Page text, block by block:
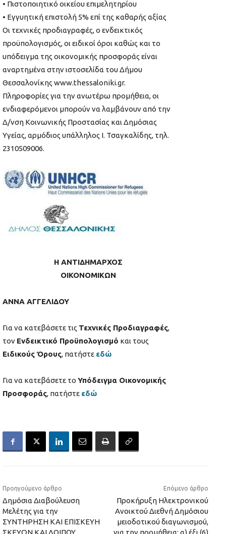
• Πιστοποιητικό οικείου επιμελητηρίου
• Εγγυητική επιστολή 5% επί της καθαρής αξίας
Οι τεχνικές προδιαγραφές, ο ενδεικτικός
προϋπολογισμός, οι ειδικοί όροι καθώς και το
υπόδειγμα της οικονομικής προσφοράς είναι
αναρτημένα στην ιστοσελίδα του Δήμου
Θεσσαλονίκης www.thessaloniki.gr.
Πληροφορίες για την ανωτέρω προμήθεια, οι
ενδιαφερόμενοι μπορούν να λαμβάνουν από την
Δ/νση Κοινωνικής Προστασίας και Δημόσιας
Υγείας, αρμόδιος υπάλληλος Ι. Τσαγκαλίδης, τηλ.
2310509006.
Η ΑΝΤΙΔΗΜΑΡΧΟΣ
ΟΙΚΟΝΟΜΙΚΩΝ
ΑΝΝΑ ΑΓΓΕΛΙΔΟΥ
Για να κατεβάσετε τις Τεχνικές Προδιαγραφές,
τον Ενδεικτικό Προϋπολογισμό και τους
Ειδικούς Όρους, πατήστε εδώ
Για να κατεβάσετε το Υπόδειγμα Οικονομικής
Προσφοράς, πατήστε εδώ
Προηγούμενο άρθρο
Δημόσια Διαβούλευση
Μελέτης για την
ΣΥΝΤΗΡΗΣΗ ΚΑΙ ΕΠΙΣΚΕΥΗ
ΣΚΕΥΩΝ ΚΑΙ ΛΟΙΠΟΥ
Επόμενο άρθρο
Προκήρυξη Ηλεκτρονικού
Ανοικτού Διεθνή Δημόσιου
μειοδοτικού διαγωνισμού,
για την προμήθεια: α) έξι (6)